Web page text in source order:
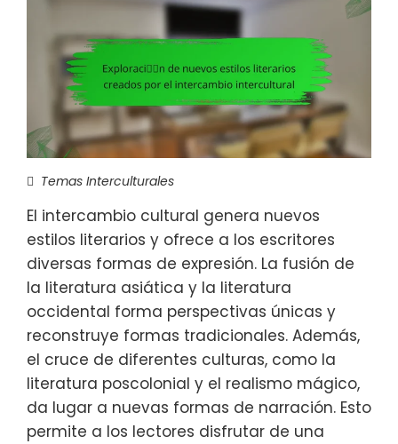
Temas Interculturales
El intercambio cultural genera nuevos
estilos literarios y ofrece a los escritores
diversas formas de expresión. La fusión de
la literatura asiática y la literatura
occidental forma perspectivas únicas y
reconstruye formas tradicionales. Además,
el cruce de diferentes culturas, como la
literatura poscolonial y el realismo mágico,
da lugar a nuevas formas de narración. Esto
permite a los lectores disfrutar de una